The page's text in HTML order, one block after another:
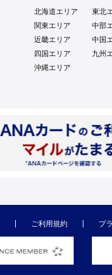
北海道エリア
東北
関東エリア
中部
近畿エリア
中国
四国エリア
九州
沖縄エリア
ご利用規約 プ